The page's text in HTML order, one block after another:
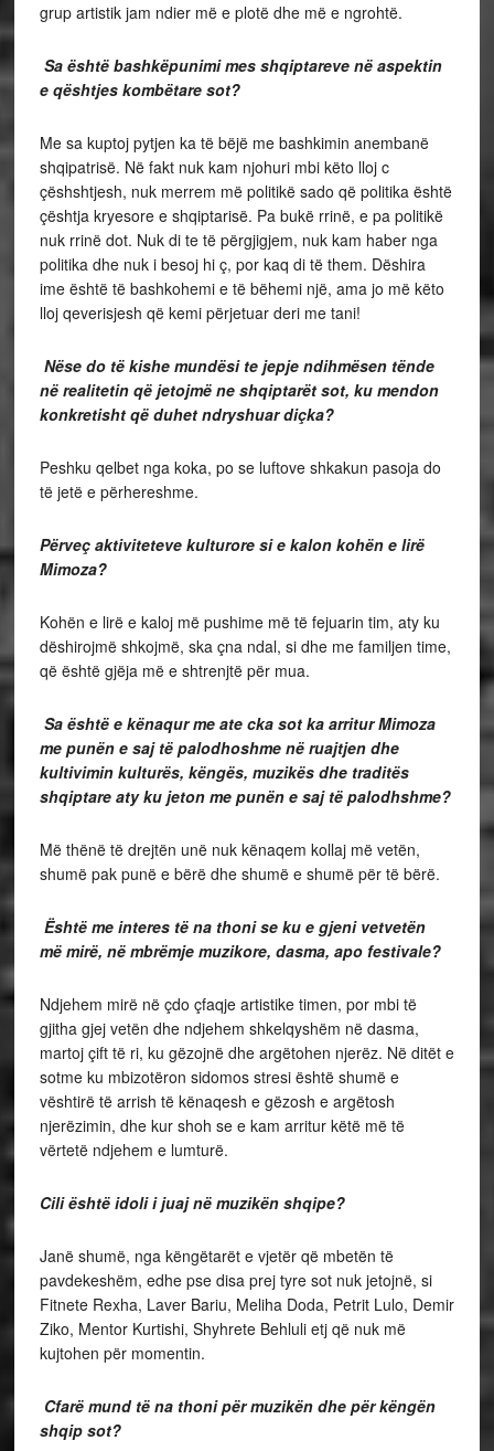
grup artistik jam ndier më e plotë dhe më e ngrohtë.
Sa është bashkëpunimi mes shqiptareve në aspektin
e qështjes kombëtare sot?
Me sa kuptoj pytjen ka të bëjë me bashkimin anembanë
shqipatrisë. Në fakt nuk kam njohuri mbi këto lloj c
çëshshtjesh, nuk merrem më politikë sado që politika është
çështja kryesore e shqiptarisë. Pa bukë rrinë, e pa politikë
nuk rrinë dot. Nuk di te të përgjigjem, nuk kam haber nga
politika dhe nuk i besoj hi ç, por kaq di të them. Dëshira
ime është të bashkohemi e të bëhemi një, ama jo më këto
lloj qeverisjesh që kemi përjetuar deri me tani!
Nëse do të kishe mundësi te jepje ndihmësen tënde
në realitetin që jetojmë ne shqiptarët sot, ku mendon
konkretisht që duhet ndryshuar diçka?
Peshku qelbet nga koka, po se luftove shkakun pasoja do
të jetë e përhereshme.
Përveç aktiviteteve kulturore si e kalon kohën e lirë
Mimoza?
Kohën e lirë e kaloj më pushime më të fejuarin tim, aty ku
dëshirojmë shkojmë, ska çna ndal, si dhe me familjen time,
që është gjëja më e shtrenjtë për mua.
Sa është e kënaqur me ate cka sot ka arritur Mimoza
me punën e saj të palodhoshme në ruajtjen dhe
kultivimin kulturës, këngës, muzikës dhe traditës
shqiptare aty ku jeton me punën e saj të palodhshme?
Më thënë të drejtën unë nuk kënaqem kollaj më vetën,
shumë pak punë e bërë dhe shumë e shumë për të bërë.
Është me interes të na thoni se ku e gjeni vetvetën
më mirë, në mbrëmje muzikore, dasma, apo festivale?
Ndjehem mirë në çdo çfaqje artistike timen, por mbi të
gjitha gjej vetën dhe ndjehem shkelqyshëm në dasma,
martoj çift të ri, ku gëzojnë dhe argëtohen njerëz. Në ditët e
sotme ku mbizotëron sidomos stresi është shumë e
vështirë të arrish të kënaqesh e gëzosh e argëtosh
njerëzimin, dhe kur shoh se e kam arritur këtë më të
vërtetë ndjehem e lumturë.
Cili është idoli i juaj në muzikën shqipe?
Janë shumë, nga këngëtarët e vjetër që mbetën të
pavdekeshëm, edhe pse disa prej tyre sot nuk jetojnë, si
Fitnete Rexha, Laver Bariu, Meliha Doda, Petrit Lulo, Demir
Ziko, Mentor Kurtishi, Shyhrete Behluli etj që nuk më
kujtohen për momentin.
Cfarë mund të na thoni për muzikën dhe për këngën
shqip sot?